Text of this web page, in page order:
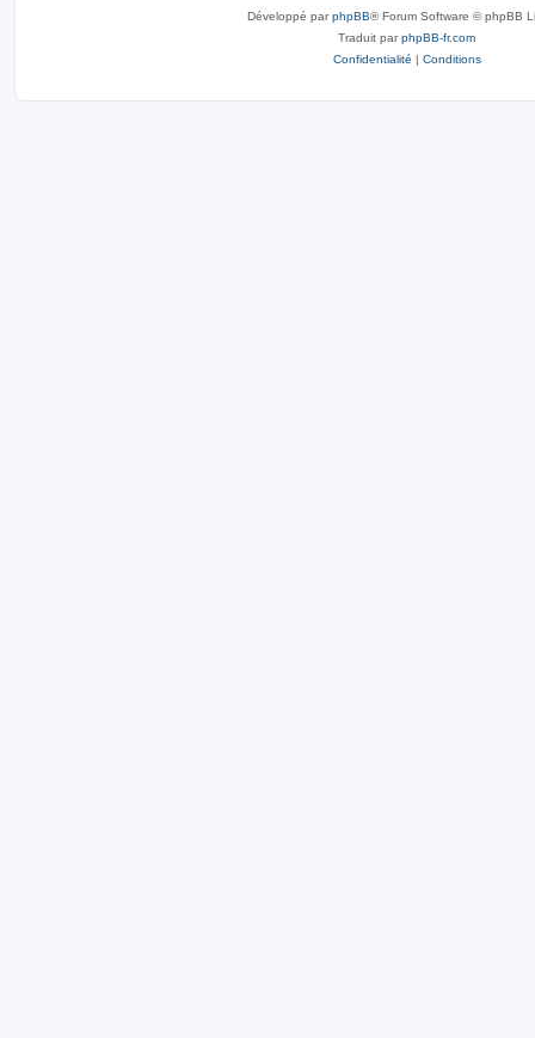
Développé parphpBB® Forum Software © phpBB
Traduit parphpBB-fr.com
Confidentialité | Conditions